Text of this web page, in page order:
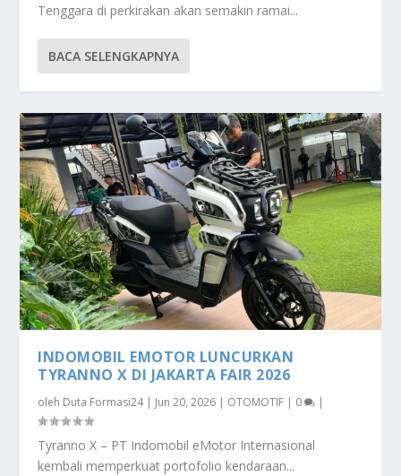
Tenggara di perkirakan akan semakin ramai...
BACA SELENGKAPNYA
INDOMOBIL EMOTOR LUNCURKAN
TYRANNO X DI JAKARTA FAIR 2026
oleh Duta Formasi24| Jun 20, 2026 | OTOMOTIF | 0 |
Tyranno X – PT Indomobil eMotor Internasional
kembali memperkuat portofolio kendaraan...